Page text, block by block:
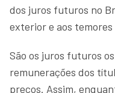
dos juros futuros no
exterior e aos
São os juros futuros
remunerações dos
preços. Assim,